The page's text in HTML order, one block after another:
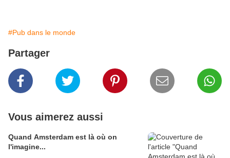
#Pub dans le monde
Partager
Vous aimerez aussi
Quand Amsterdam est là où on
l'imagine...